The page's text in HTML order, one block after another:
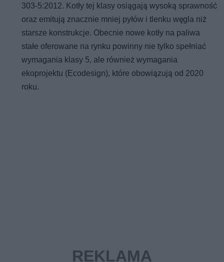
303-5:2012. Kotły tej klasy osiągają wysoką sprawność
oraz emitują znacznie mniej pyłów i tlenku węgla niż
starsze konstrukcje. Obecnie nowe kotły na paliwa
stałe oferowane na rynku powinny nie tylko spełniać
wymagania klasy 5, ale również wymagania
ekoprojektu (Ecodesign), które obowiązują od 2020
roku.